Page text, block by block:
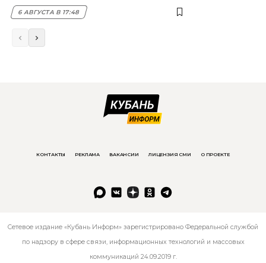
6 АВГУСТА В 17:48
КОНТАКТЫ РЕКЛАМА ВАКАНСИИ ЛИЦЕНЗИЯ СМИ О ПРОЕКТЕ
Сетевое издание «Кубань Информ» зарегистрировано Федеральной службой
по надзору в сфере связи, информационных технологий и массовых
коммуникаций 24.09.2019 г.